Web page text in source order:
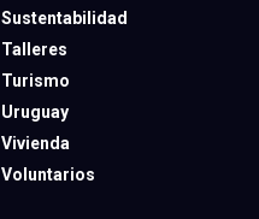
Sustentabilidad
Talleres
Turismo
Uruguay
Vivienda
Voluntarios